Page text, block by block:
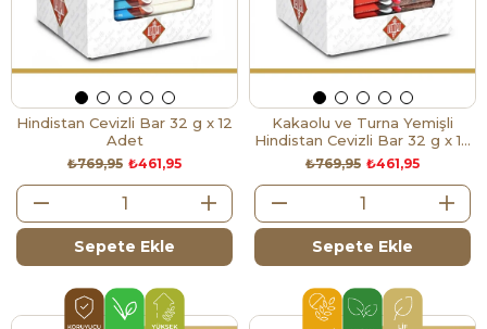
Hindistan Cevizli Bar 32 g x 12
Adet
₺461,95
₺769,95
Sepete Ekle
Kakaolu ve Turna Yemişli
Hindistan Cevizli Bar 32 g x 12
Adet₺461,95
₺769,95
Sepete Ekle